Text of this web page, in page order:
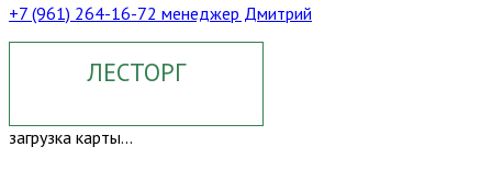
+7 (961) 264-16-72 менеджер Дмитрий
ЛЕСТОРГ
загрузка карты...